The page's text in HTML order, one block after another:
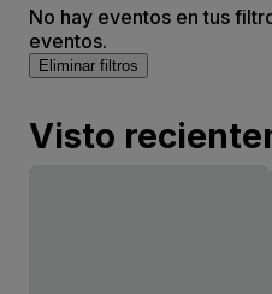
No hay eventos en tus
eventos.
Eliminar filtros
Visto